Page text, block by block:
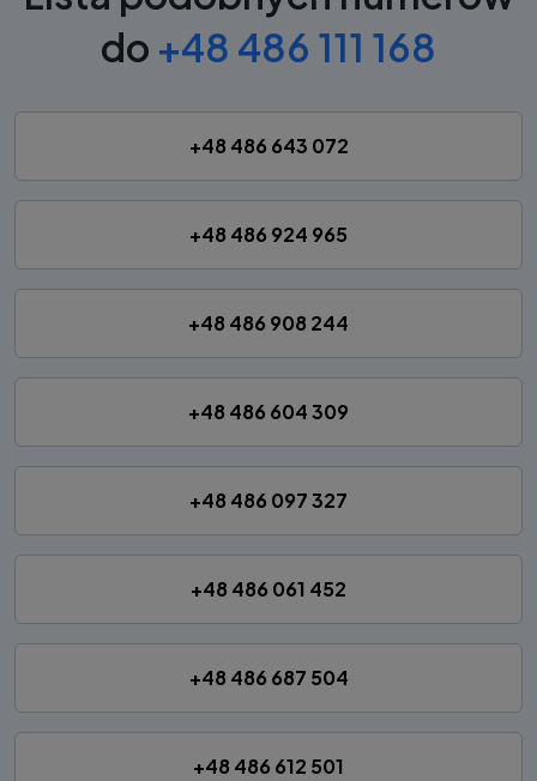
do +48 486 111 168
+48 486 643 072
+48 486 924 965
+48 486 908 244
+48 486 604 309
+48 486 097 327
+48 486 061 452
+48 486 687 504
+48 486 612 501